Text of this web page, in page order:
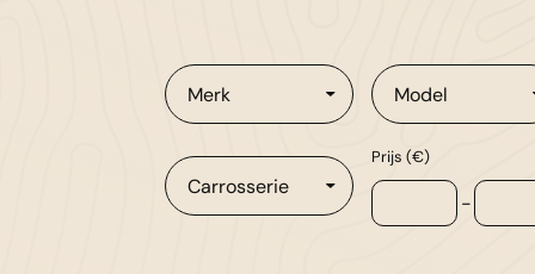
Merk Model
Carrosserie
Prijs (€)
-